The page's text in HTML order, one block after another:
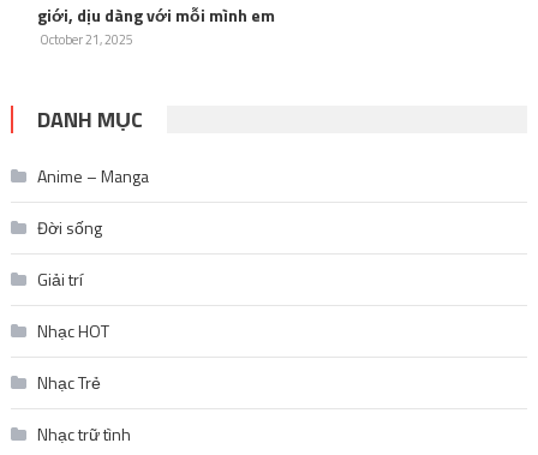
giới, dịu dàng với mỗi mình em
October 21, 2025
DANH MỤC
Anime – Manga
Đời sống
Giải trí
Nhạc HOT
Nhạc Trẻ
Nhạc trữ tình